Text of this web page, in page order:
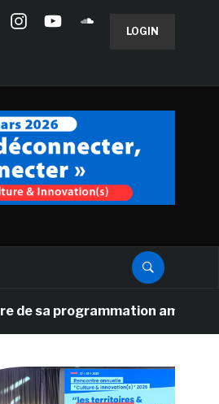
LOGIN
programmation américaine,